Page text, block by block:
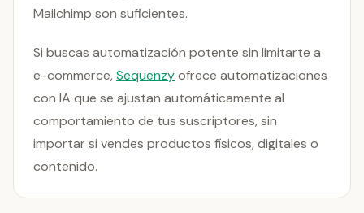
Mailchimp son suficientes.
Si buscas automatización potente sin limitarte a
e-commerce, Sequenzyofrece automatizaciones
con IA que se ajustan automáticamente al
comportamiento de tus suscriptores, sin
importar si vendes productos físicos, digitales o
contenido.